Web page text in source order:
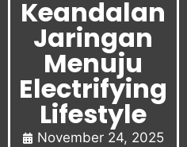
Keandalan
Jaringan
Menuju
Electrifying
Lifestyle
November 24, 2025